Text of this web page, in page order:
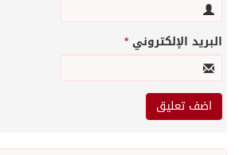
البريد الإلكتروني*